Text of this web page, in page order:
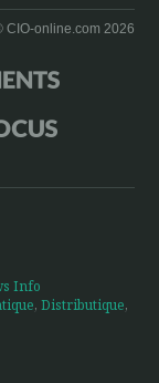
CIO-online.com 2026
Info
, Distributique,